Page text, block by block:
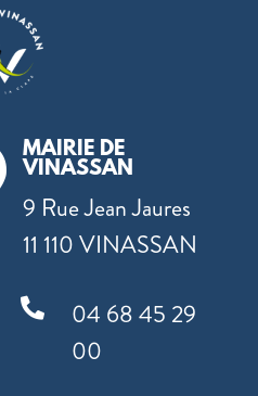
MAIRIE DE
VINASSAN
9 Rue Jean Jaures
11 110 VINASSAN

04 68 45 29
00